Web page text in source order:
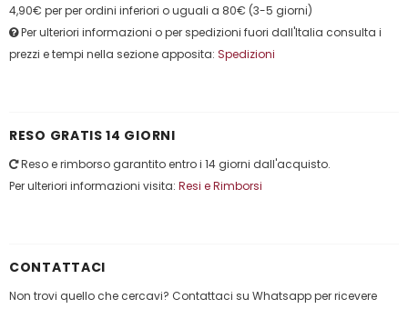
4,90€ per per ordini inferiori o uguali a 80€ (3-5 giorni)
Per ulteriori informazioni o per spedizioni fuori dall'Italia consulta i
prezzi e tempi nella sezione apposita: Spedizioni
RESO GRATIS 14 GIORNI
Reso e rimborso garantito entro i 14 giorni dall'acquisto.
Per ulteriori informazioni visita: Resi e Rimborsi
CONTATTACI
Non trovi quello che cercavi? Contattaci su Whatsapp per ricevere